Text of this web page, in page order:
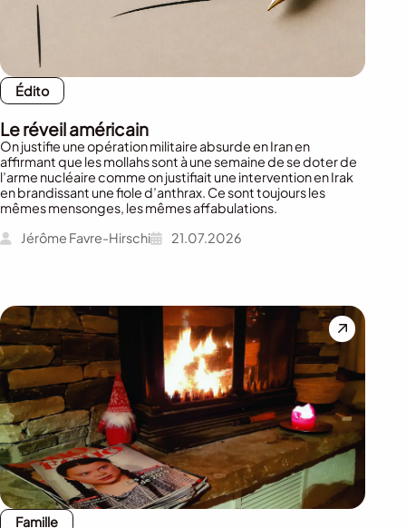
Édito
Le réveil américain
On justifie une opération militaire absurde en Iran en
affirmant que les mollahs sont à une semaine de se doter de
l’arme nucléaire comme on justifiait une intervention en Irak
en brandissant une fiole d’anthrax. Ce sont toujours les
mêmes mensonges, les mêmes affabulations.
Jérôme Favre-Hirschi
21.07.2026
Famille